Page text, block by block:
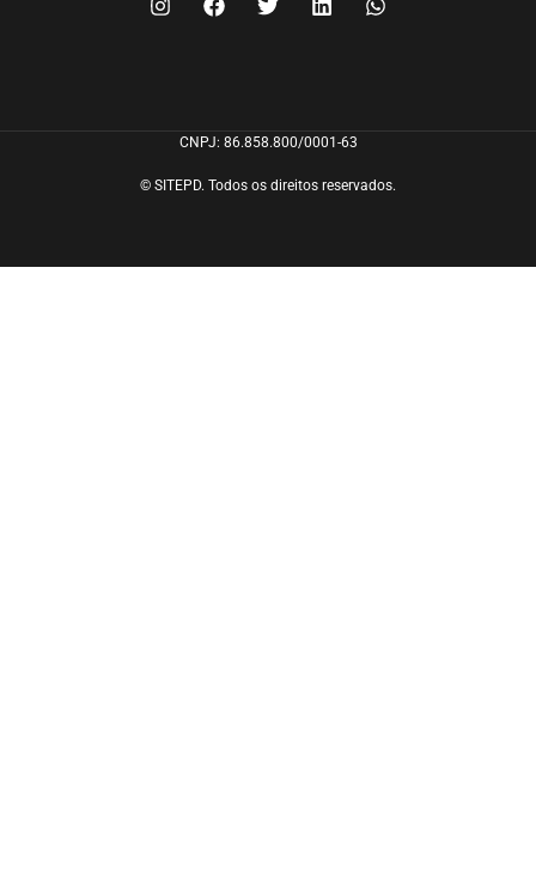
CNPJ: 86.858.800/0001-63
© SITEPD. Todos os direitos reservados.